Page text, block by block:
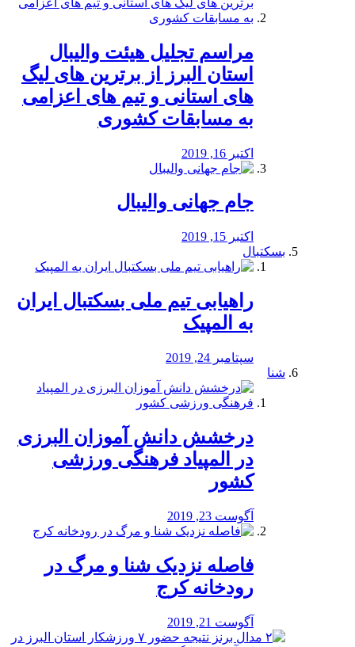
مراسم تجلیل هیئت والیبال
استان البرز از برترین های لیگ
های استانی و تیم های اعزامی
به مسابقات کشوری
اکتبر 16, 2019
جام جهانی والیبال
اکتبر 15, 2019
بسکتبال
راهیابی تیم ملی بسکتبال ایران
به المپیک
سپتامبر 24, 2019
شنا
درخشش دانش آموزان البرزی
در المپیاد فرهنگی ورزشی
کشور
آگوست 23, 2019
️فاصله نزدیک شنا و مرگ در
رودخانه کرج
آگوست 21, 2019